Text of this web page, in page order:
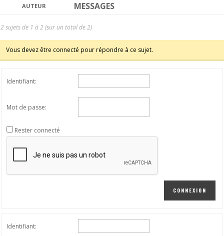
AUTEUR MESSAGES
2 sujets de 1 à 2 (sur un total de 2)
Vous devez être connecté pour répondre à ce sujet.
Identifiant:
Mot de passe:
Rester connecté
CONNEXION
Identifiant: